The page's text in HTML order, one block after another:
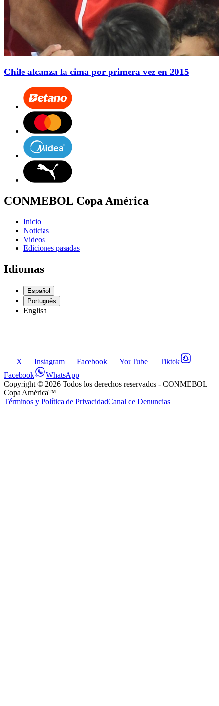
Chile alcanza la cima por primera vez en 2015
CONMEBOL Copa América
Inicio
Noticias
Videos
Ediciones pasadas
Idiomas
Español
Português
English
X Instagram Facebook YouTube
Tiktok
Facebook
WhatsApp
Copyright © 2026 Todos los derechos reservados - CONMEBOL
Copa América™
Términos y Política de PrivacidadCanal de Denuncias